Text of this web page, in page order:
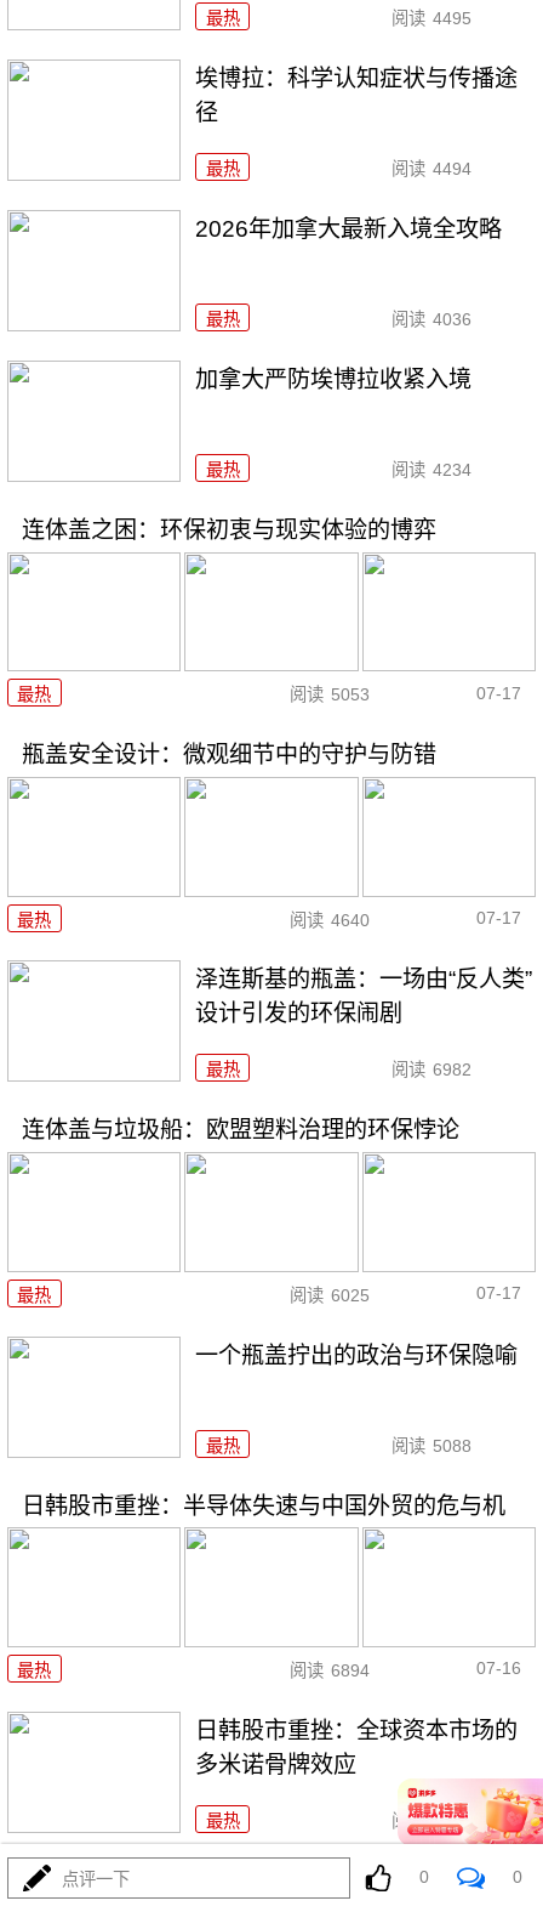
最热 阅读 4495
埃博拉：科学认知症状与传播途
径
最热 阅读 4494
2026年加拿大最新入境全攻略
最热 阅读 4036
加拿大严防埃博拉收紧入境
最热 阅读 4234
连体盖之困：环保初衷与现实体验的博弈
最热 阅读 5053 07-17
瓶盖安全设计：微观细节中的守护与防错
最热 阅读 4640 07-17
泽连斯基的瓶盖：一场由“反人类”
设计引发的环保闹剧
最热 阅读 6982
连体盖与垃圾船：欧盟塑料治理的环保悖论
最热 阅读 6025 07-17
一个瓶盖拧出的政治与环保隐喻
最热 阅读 5088
日韩股市重挫：半导体失速与中国外贸的危与机
最热 阅读 6894 07-16
日韩股市重挫：全球资本市场的
多米诺骨牌效应
最热 阅读 5818
日韩股市狂泻：深度解析与投资者应对策略
点评一下 0 0